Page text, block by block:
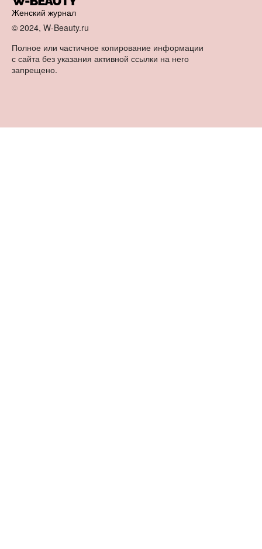
Женский журнал
© 2024, W-Beauty.ru
Полное или частичное копирование информации
с сайта без указания активной ссылки на него
запрещено.